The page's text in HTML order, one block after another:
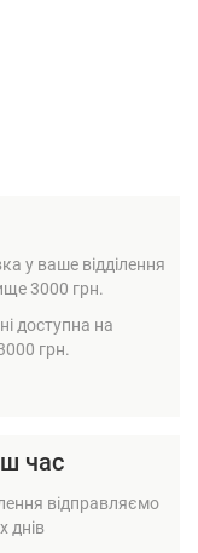
у ваше відділення
3000 грн.
доступна на
грн.
час
відправляємо
днів